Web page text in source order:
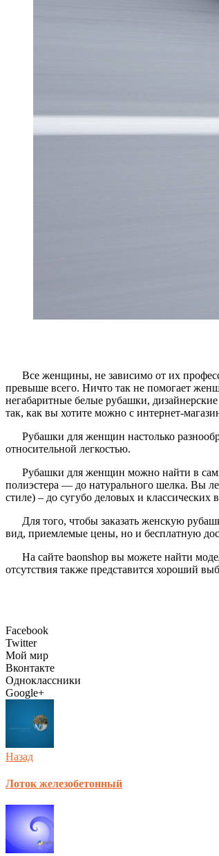
Все женщины, не зависимо от их
превыше всего. Ничто так не помогает
негабаритные белые рубашки,
так, как вы хотите можно с интернет-
Рубашки для женщин настолько
относительной легкостью.
Рубашки для женщин можно найти в
полиэстера — до натурального шелка. Вы
стиле) – до сугубо деловых и классических
Для того, чтобы заказать женскую
вид, приемлемые цены, но и бесплатную
На сайте baonshop вы можете найти
отсутствия также представится хороший
Facebook
Twitter
Мой мир
Вконтакте
Одноклассники
Google+
Назад
Лоток железобетонный